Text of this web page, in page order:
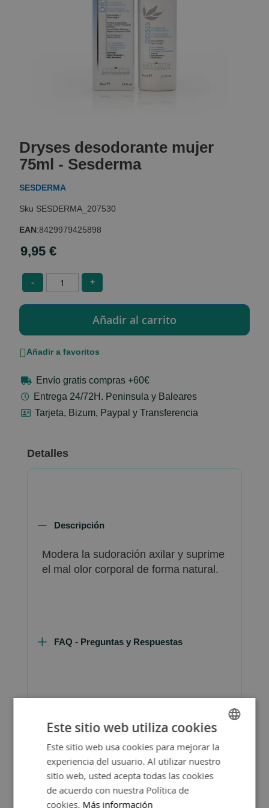
the
beginning
of
the
gallery
Dryses desodorante mujer
75ml - Sesderma
SESDERMA
SESDERMA_207530
EAN:8429979425898
9,95 €
- +
Añadir a favoritos
Envío gratis compras +60€
Entrega 24/72H. Peninsula y Baleares
Tarjeta, Bizum, Paypal y Transferencia
Detalles
Descripción
Modera la sudoración axilar y suprime
el mal olor corporal de forma natural.
FAQ - Preguntas y Respuestas
SPANISH
ENGLISH
Este sitio web utiliza cookies
Este sitio web usa cookies para mejorar la
experiencia del usuario. Al utilizar nuestro
sitio web, usted acepta todas las cookies
de acuerdo con nuestra Política de
cookies. Más información